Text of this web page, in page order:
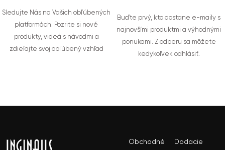
Sledujte Nás na Vašich obľúbených
platformách. Pozrite si nové
produkty, videá s návodmi a
zdieľajte svoj obľúbený vzhľad
Buďte prvý, kto dostane e-maily s
najnovšími produktmi a výhodnými
ponukami. Z odberu sa môžete
kedykoľvek odhlásiť.
Obchodné
Dodacie